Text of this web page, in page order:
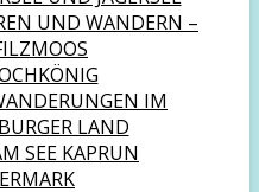
UND WANDERN –
IM
LAND
SEE KAPRUN